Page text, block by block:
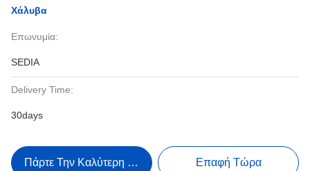
Χάλυβα
Επωνυμία:
SEDIA
Delivery Time:
30days
Πάρτε Την Καλύτερη Τιμή Επαφή Τώρα